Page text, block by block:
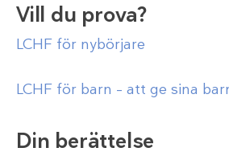
Vill du prova?
LCHF för nybörjare
LCHF för barn – att ge sina
Din berättelse